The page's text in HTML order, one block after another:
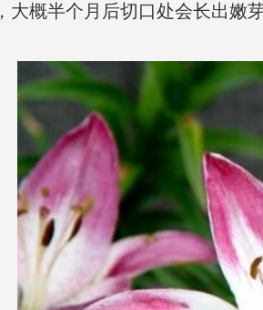
概半个月后切口处会长出嫩芽